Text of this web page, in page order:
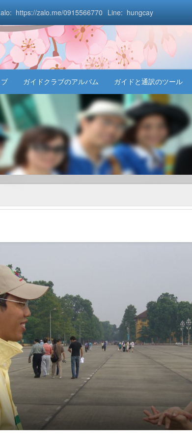
ガイドクラブのアルバム ガイドと通訳のツール
https://zalo.me/0915566770 Line: hungcay